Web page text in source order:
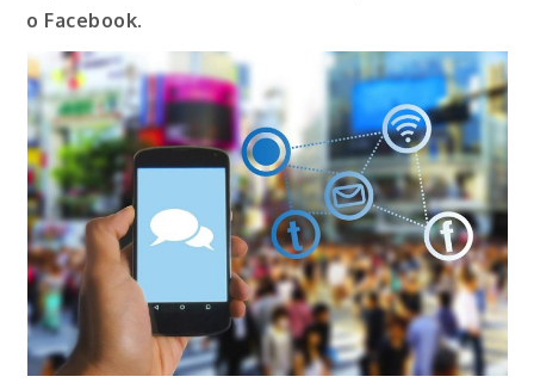
o Facebook.